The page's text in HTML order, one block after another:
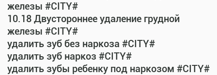
железы #CITY#
10.18 Двустороннее удаление грудной
железы #CITY#
удалить зуб без наркоза #CITY#
удалить зуб наркоз #CITY#
удалить зубы ребенку под наркозом #CITY#